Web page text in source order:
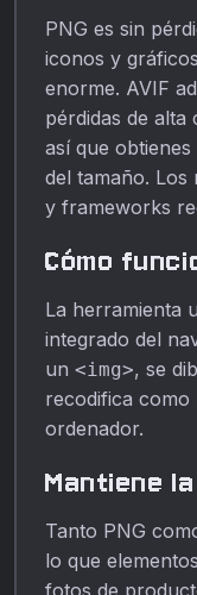
PNG es sin
iconos y
enorme. AVIF
pérdidas de alta
así que
del tamaño. Los
y frameworks
Cómo
La herramienta
integrado del
un <img>, se
recodifica como
ordenador.
Mantiene
Tanto PNG
lo que
fotos de